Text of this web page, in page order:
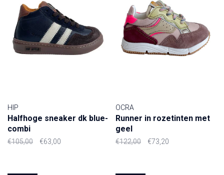
HIP
Halfhoge sneaker dk blue-
combi
€105,00 €63,00
OCRA
Runner in rozetinten met
geel
€122,00 €73,20